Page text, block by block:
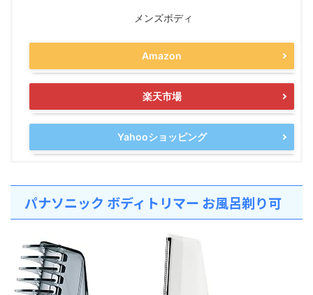
メンズボディ
Amazon
楽天市場
Yahooショッピング
パナソニック ボディトリマー お風呂剃り可